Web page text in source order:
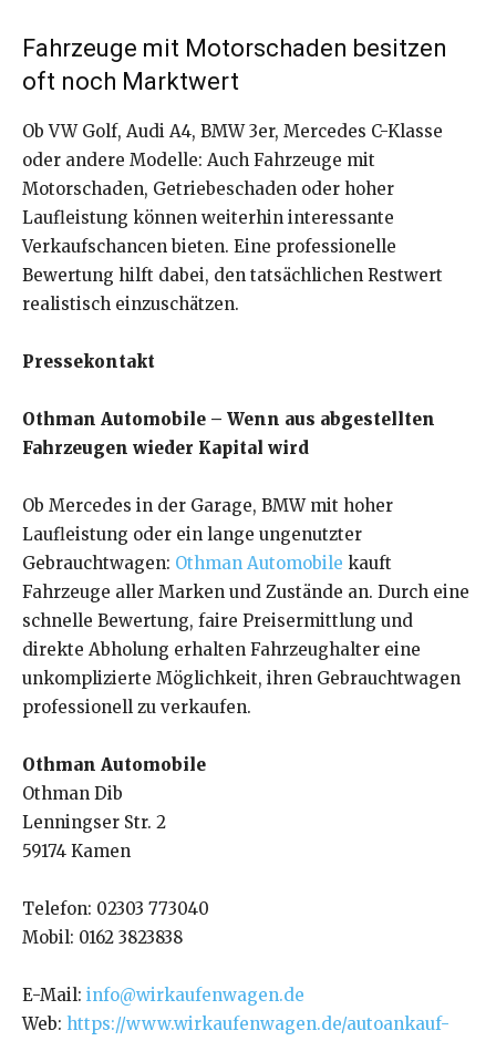
Fahrzeuge mit Motorschaden besitzen
oft noch Marktwert
Ob VW Golf, Audi A4, BMW 3er, Mercedes C-Klasse
oder andere Modelle: Auch Fahrzeuge mit
Motorschaden, Getriebeschaden oder hoher
Laufleistung können weiterhin interessante
Verkaufschancen bieten. Eine professionelle
Bewertung hilft dabei, den tatsächlichen Restwert
realistisch einzuschätzen.
Pressekontakt
Othman Automobile – Wenn aus abgestellten
Fahrzeugen wieder Kapital wird
Ob Mercedes in der Garage, BMW mit hoher
Laufleistung oder ein lange ungenutzter
Gebrauchtwagen: Othman Automobile kauft
Fahrzeuge aller Marken und Zustände an. Durch eine
schnelle Bewertung, faire Preisermittlung und
direkte Abholung erhalten Fahrzeughalter eine
unkomplizierte Möglichkeit, ihren Gebrauchtwagen
professionell zu verkaufen.
Othman Automobile
Othman Dib
Lenningser Str. 2
59174 Kamen
Telefon: 02303 773040
Mobil: 0162 3823838
E-Mail: info@wirkaufenwagen.de
Web: https://www.wirkaufenwagen.de/autoankauf-